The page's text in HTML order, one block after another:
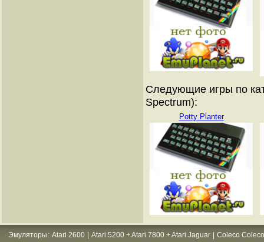
Следующие игры по
Spectrum):
Potty Planter
Эмуляторы : Atari 2600 Atari 5200 + Atari 7800 + Atari Jaguar
Coleco